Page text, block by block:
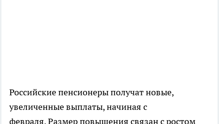
Российские пенсионеры получат новые,
увеличенные выплаты, начиная с
февраля. Размер повышения связан с ростом